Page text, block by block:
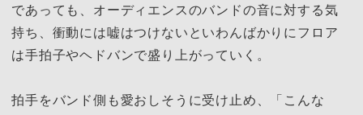
であっても、オーディエンスのバンドの音に対する気
持ち、衝動には嘘はつけないといわんばかりにフロア
は手拍子やヘドバンで盛り上がっていく。
拍手をバンド側も愛おしそうに受け止め、「こんな